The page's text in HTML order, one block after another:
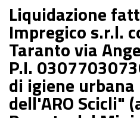
Liquidazione
Impregico s.r.l.
Taranto via
P.I.
di igiene
dell'ARO Scicli"